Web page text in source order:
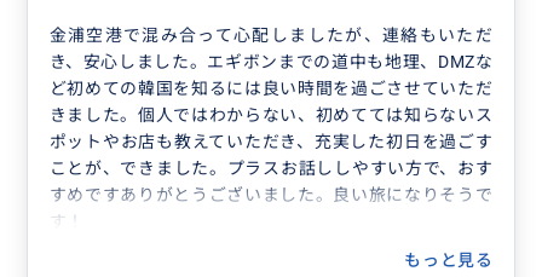
金浦空港で混み合って心配しましたが、連絡もいただ
き、安心しました。エギボンまでの道中も地理、DMZな
ど初めての韓国を知るには良い時間を過ごさせていただ
きました。個人ではわからない、初めてては知らないス
ポットやお店も教えていただき、充実した初日を過ごす
ことが、できました。プラスお話ししやすい方で、おす
すめですありがとうございました。良い旅になりそうで
す！
もっと見る